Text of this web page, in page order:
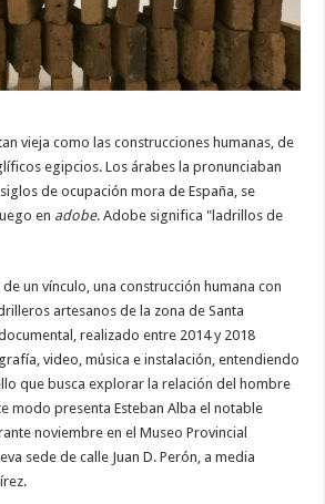
vieja como las construcciones humanas, de
egipcios. Los árabes la pronunciaban
de ocupación mora de España, se
en adobe. Adobe significa "ladrillos de
un vínculo, una construcción humana con
artesanos de la zona de Santa
realizado entre 2014 y 2018
video, música e instalación, entendiendo
que busca explorar la relación del hombre
modo presenta Esteban Alba el notable
noviembre en el Museo Provincial
sede de calle Juan D. Perón, a media